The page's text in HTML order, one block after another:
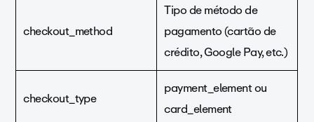
checkout_method
Tipo de método de
pagamento (cartão de
crédito, Google Pay, etc.)
checkout_type
payment_element ou
card_element